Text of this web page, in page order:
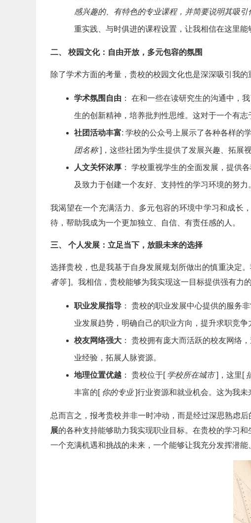
感兴趣的、有特色的专业课程，并简要说明其吸引
重实践、与时俱进的课程设置，让我相信在这里
二、 校园文化：自由开放，多元包容的氛围
除了学术方面的考量，贵校的校园文化也是深深吸引我
学术氛围自由 ： 在和一些在读研究生的沟通中，
生的创新精神，培养批判性思维。这对于一个有志
社团活动丰富: 学校的公众号上展示了各种各样的
团名称]，这些社团为学生提供了发展兴趣、拓展视
人文关怀浓厚 ： 学校重视学生的全面发展，提供
及致力于创建一个友好、支持性的学习环境的努力
我渴望在一个充满活力、多元包容的环境中学习和成长
待，帮助我成为一个更加独立、自信、有责任感的人。
三、 个人发展：立足当下，放眼未来的选择
选择贵校，也是我基于自身发展规划所做出的慎重决定
者等]。我相信，贵校能够为我实现这一目标提供强有力的
职业发展指导 ： 贵校的职业发展中心提供的服务
业发展趋势，明确自己的职业方向，提升求职竞争
校友网络强大 ： 贵校拥有庞大而活跃的校友网络
业经验，拓展人脉资源。
地理位置优越 ： 贵校位于[ 学校所在城市]，这里[
丰富的[ 你的专业]行业资源和就业机会。这为我未
总而言之，报考贵校并非一时冲动，而是经过深思熟虑
展的各种支持能够助力我实现职业目标。在贵校的学习
一个充满机遇和挑战的未来，一个能够让我充分发挥潜能